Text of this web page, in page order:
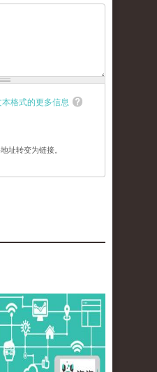
本格式的更多信息
址转变为链接。